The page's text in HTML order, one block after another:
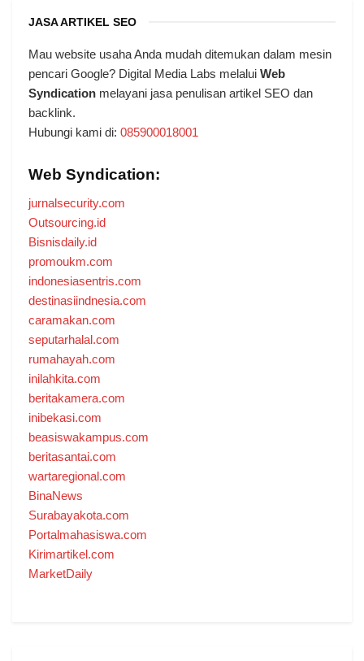
JASA ARTIKEL SEO
Mau website usaha Anda mudah ditemukan dalam mesin
pencari Google? Digital Media Labs melalui Web
Syndication melayani jasa penulisan artikel SEO dan
backlink.
Hubungi kami di: 085900018001
Web Syndication:
jurnalsecurity.com
Outsourcing.id
Bisnisdaily.id
promoukm.com
indonesiasentris.com
destinasiindnesia.com
caramakan.com
seputarhalal.com
rumahayah.com
inilahkita.com
beritakamera.com
inibekasi.com
beasiswakampus.com
beritasantai.com
wartaregional.com
BinaNews
Surabayakota.com
Portalmahasiswa.com
Kirimartikel.com
MarketDaily